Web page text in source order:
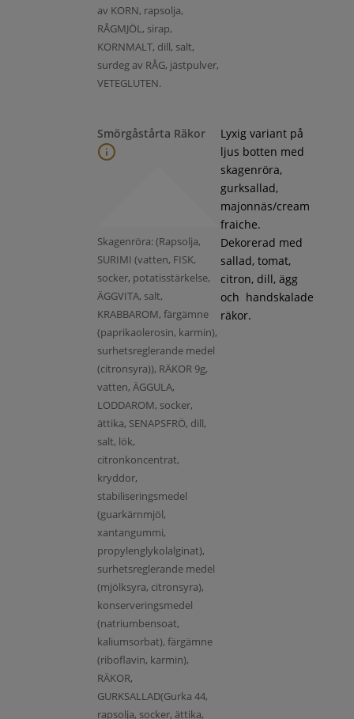
av KORN, rapsolja,
RÅGMJÖL, sirap,
KORNMALT, dill, salt,
surdeg av RÅG, jästpulver,
VETEGLUTEN.
Smörgåstårta Räkor
Skagenröra: (Rapsolja,
SURIMI (vatten, FISK,
socker, potatisstärkelse,
ÄGGVITA, salt,
KRABBAROM, färgämne
(paprikaolerosin, karmin),
surhetsreglerande medel
(citronsyra)), RÄKOR 9g,
vatten, ÄGGULA,
LODDAROM, socker,
ättika, SENAPSFRÖ, dill,
salt, lök,
citronkoncentrat,
kryddor,
stabiliseringsmedel
(guarkärnmjöl,
xantangummi,
propylenglykolalginat),
surhetsreglerande medel
(mjölksyra, citronsyra),
konserveringsmedel
(natriumbensoat,
kaliumsorbat), färgämne
(riboflavin, karmin),
RÄKOR,
GURKSALLAD(Gurka 44,
rapsolja, socker, ättika,
Lyxig variant på
ljus botten med
skagenröra,
gurksallad,
majonnäs/cream
fraiche.
Dekorerad med
sallad, tomat,
citron, dill, ägg
och handskalade
räkor.